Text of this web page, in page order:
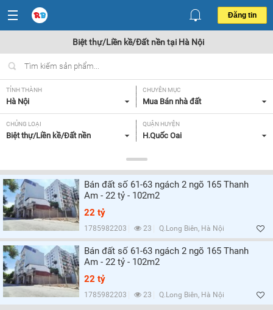
Đăng tin
Biệt thự/Liền kề/Đất nền tại Hà Nội
TỈNH THÀNH
Hà Nội
CHUYÊN MỤC
Mua Bán nhà đất
CHỦNG LOẠI
Biệt thự/Liền kề/Đất nền
QUẬN HUYỆN
H.Quốc Oai
Tất cả
MỨC GIÁ
Tất cả
MẶT TIỀN
Tất cả
HƯỚNG
GIẤY TỜ PHÁP LÝ
Tất cả
Bán đất số 61-63 ngách 2 ngõ 165 Thanh
Am - 22 tỷ - 102m2
22 tỷ
1785982203 23 Q.Long Biên, Hà Nội
Bán đất số 61-63 ngách 2 ngõ 165 Thanh
Am - 22 tỷ - 102m2
22 tỷ
1785982203 23 Q.Long Biên, Hà Nội